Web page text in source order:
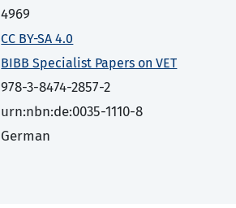
4969
CC BY-SA 4.0
BIBB Specialist Papers on VET
978-3-8474-2857-2
urn:nbn:de:0035-1110-8
German